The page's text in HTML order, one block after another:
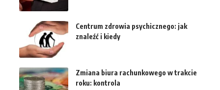
Centrum zdrowia psychicznego: jak
znaleźć i kiedy
Zmiana biura rachunkowego w trakcie
roku: kontrola